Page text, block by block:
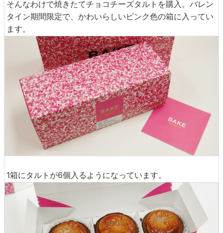
そんなわけで焼きたてチョコチーズタルトを購入。バレン
タイン期間限定で、かわいらしいピンク色の箱に入ってい
ます。
1箱にタルトが6個入るようになっています。